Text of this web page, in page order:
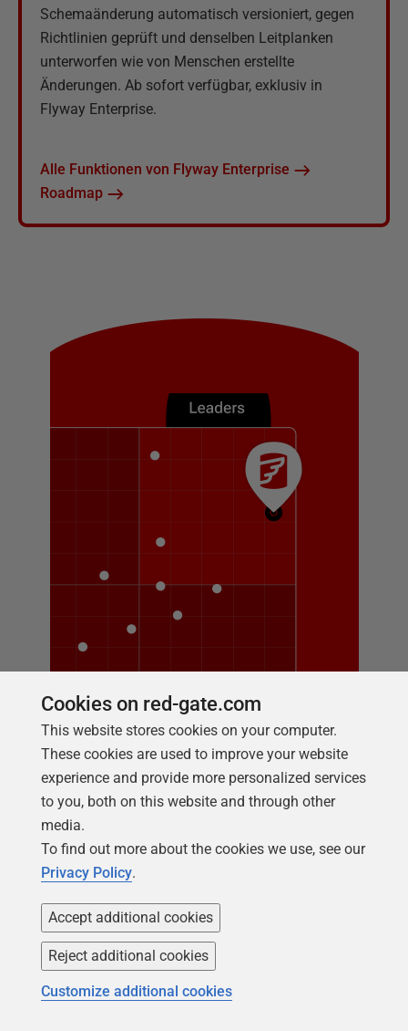
Schemaänderung automatisch versioniert, gegen
Richtlinien geprüft und denselben Leitplanken
unterworfen wie von Menschen erstellte
Änderungen. Ab sofort verfügbar, exklusiv in
Flyway Enterprise.
Alle Funktionen von Flyway Enterprise
Roadmap
WARUM REDGATE
Setzen Sie auf die
Datenbankexperten
kontrollierte Datenbankänderungen:
über 26 Jahre Datenbank-Expertise,
für Redgate Flyway als Leader im G2-
Cookies on red-gate.com
This website stores cookies on your computer.
These cookies are used to improve your website
experience and provide more personalized services
to you, both on this website and through other
media.
To find out more about the cookies we use, see our
Privacy Policy.
Accept additional cookies
Reject additional cookies
Customize additional cookies